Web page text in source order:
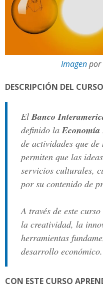
Imagenpor
DESCRIPCIÓN DEL
ElBanco
definido la
de actividades que
permiten que las
servicios culturales,
por su contenido de
A través de este
la creatividad, la
herramientas
desarrollo económico.
CON ESTE CURSO